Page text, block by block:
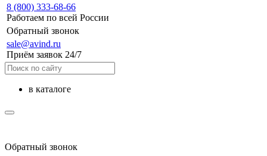
8 (800) 333-68-66
Работаем по всей России
Обратный звонок
sale@avind.ru
Приём заявок 24/7
в каталоге
Обратный звонок